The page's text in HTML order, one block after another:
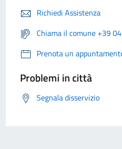
Richiedi Assistenza
Chiama il comune +39
Prenota un
Problemi in città
Segnala disservizio